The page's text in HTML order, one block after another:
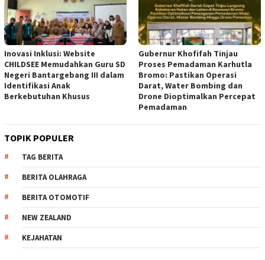
Inovasi Inklusi: Website
CHILDSEE Memudahkan Guru SD
Negeri Bantargebang III dalam
Identifikasi Anak
Berkebutuhan Khusus
Gubernur Khofifah Tinjau
Proses Pemadaman Karhutla
Bromo: Pastikan Operasi
Darat, Water Bombing dan
Drone Dioptimalkan Percepat
Pemadaman
TOPIK POPULER
TAG BERITA
BERITA OLAHRAGA
BERITA OTOMOTIF
NEW ZEALAND
KEJAHATAN